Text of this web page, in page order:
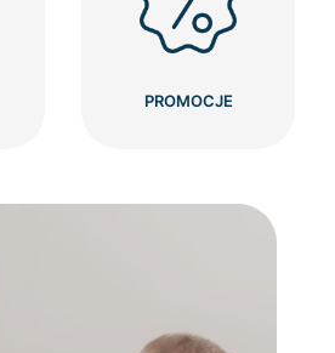
PROMOCJE